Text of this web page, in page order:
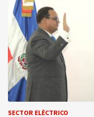
SECTOR ELÉCTRICO